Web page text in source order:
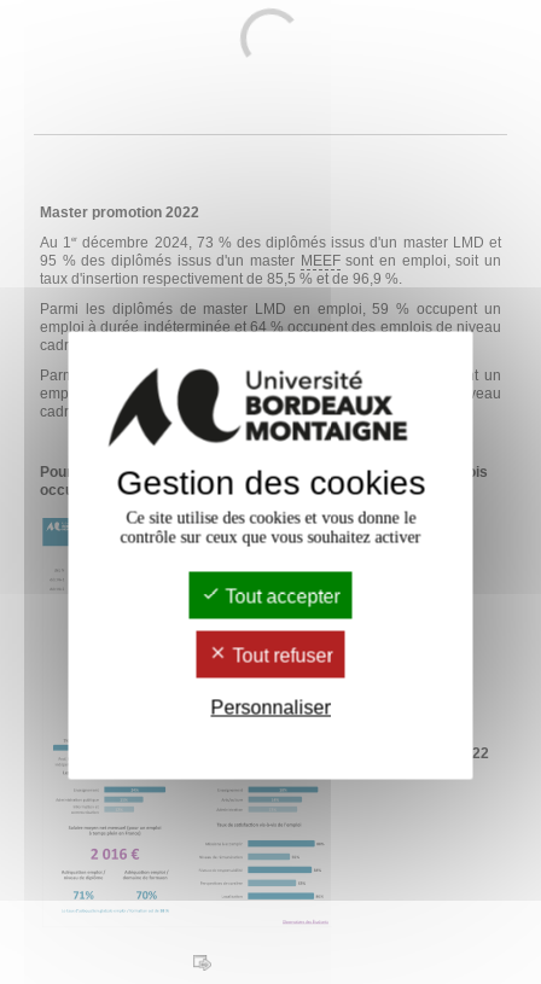
Master promotion 2022
Au 1er
décembre 2024, 73 % des diplômés issus d'un master LMD et
95 % des diplômés issus d'un master MEEFsont en emploi, soit un
taux d'insertion respectivement de 85,5 % et de 96,9 %.
Parmi les diplômés de master LMD en emploi, 59 % occupent un
emploi à durée indéterminée et 64 % occupent des emplois de niveau
cadre. 52 % travaillent en Nouvelle-Aquitaine.
Parmi les diplômés de master MEEFen emploi, 90 % occupent un
emploi à durée indéterminée et 93 % occupent des emplois de niveau
cadre. 44 % travaillent en Nouvelle-Aquitaine.
Pour accéder aux résultats des enquêtes et à la liste des emplois
occupés par les diplômés, cliquer sur l'image :
promotion 2022
Gestion des cookies
Ce site utilise des cookies et vous donne le
contrôle sur ceux que vous souhaitez activer
Tout accepter
Tout refuser
Personnaliser